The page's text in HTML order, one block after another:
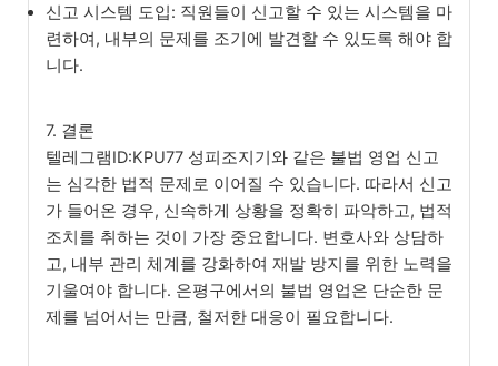
신고 시스템 도입: 직원들이 신고할 수 있는 시스템을 마
련하여, 내부의 문제를 조기에 발견할 수 있도록 해야 합
니다.
7. 결론
텔레그램ID:KPU77 성피조지기와 같은 불법 영업 신고
는 심각한 법적 문제로 이어질 수 있습니다. 따라서 신고
가 들어온 경우, 신속하게 상황을 정확히 파악하고, 법적
조치를 취하는 것이 가장 중요합니다. 변호사와 상담하
고, 내부 관리 체계를 강화하여 재발 방지를 위한 노력을
기울여야 합니다. 은평구에서의 불법 영업은 단순한 문
제를 넘어서는 만큼, 철저한 대응이 필요합니다.